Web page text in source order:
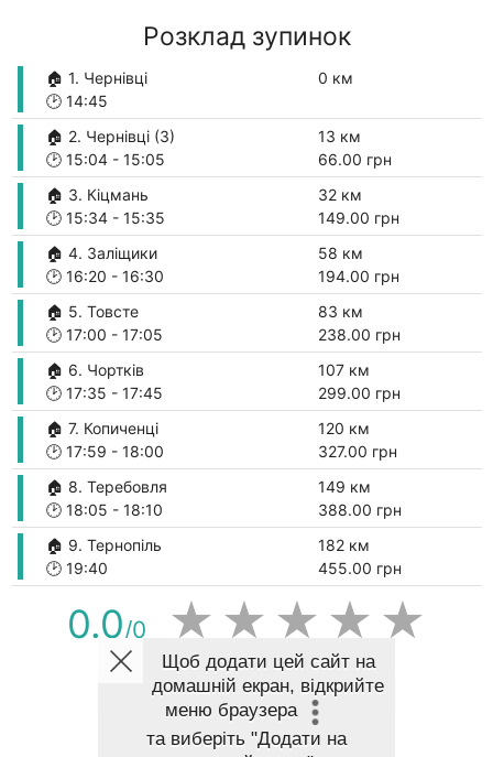
Розклад зупинок
🏠 1. Чернівці
🕑14:45
0 км
🏠 2. Чернівці (3)
🕑15:04 - 15:05
13 км
66.00 грн
🏠 3. Кіцмань
🕑15:34 - 15:35
32 км
149.00 грн
🏠 4. Заліщики
🕑16:20 - 16:30
58 км
194.00 грн
🏠 5. Товсте
🕑17:00 - 17:05
83 км
238.00 грн
🏠 6. Чортків
🕑17:35 - 17:45
107 км
299.00 грн
🏠 7. Копиченці
🕑17:59 - 18:00
120 км
327.00 грн
🏠 8. Теребовля
🕑18:05 - 18:10
149 км
388.00 грн
🏠 9. Тернопіль
🕑19:40
182 км
455.00 грн
0.0/0 ★ ★ ★ ★ ★
ПОКАЗАТИ МАРШРУТ НА КАРТІ
Щоб додати цей сайт на
домашній екран, відкрийте
меню браузера
та виберіть "Додати на